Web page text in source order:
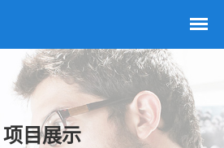
项目展示